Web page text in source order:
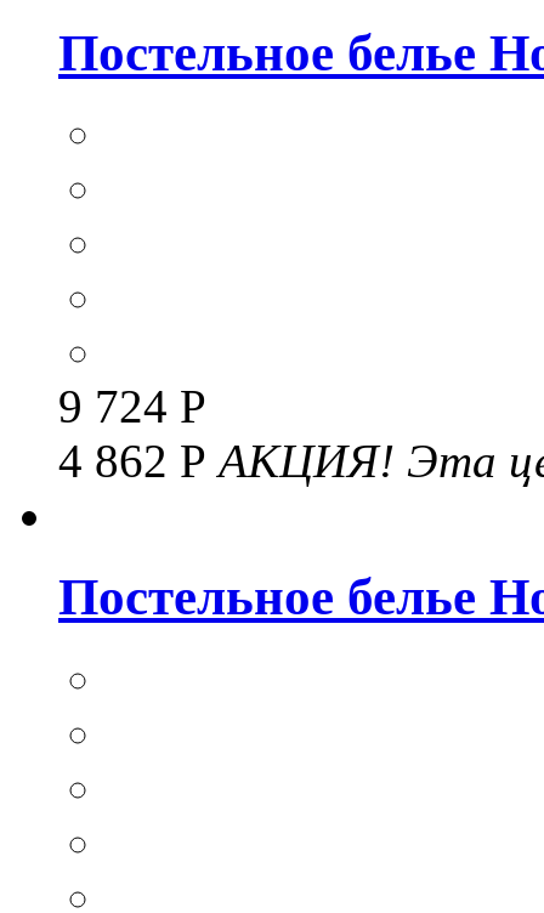
Постельное белье
9 724 Р
4 862 РАКЦИЯ! Эта
Постельное белье